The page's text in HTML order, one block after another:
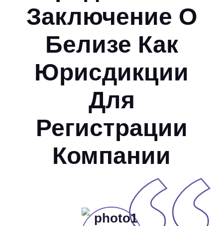
Заключение О
Белизе Как
Юрисдикции
Для
Регистрации
Компании